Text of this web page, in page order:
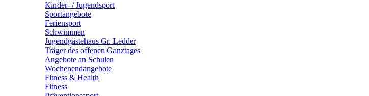
Kinder- / Jugendsport
Sportangebote
Feriensport
Schwimmen
Jugendgästehaus Gr. Ledder
Träger des offenen Ganztages
Angebote an Schulen
Wochenendangebote
Fitness & Health
Fitness